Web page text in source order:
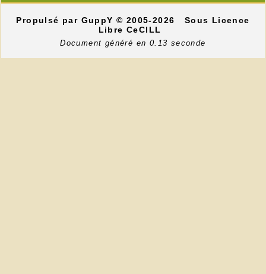
Propulsé par GuppY© 2005-2026
Sous Licence
Libre CeCILL
Document généré en 0.13 seconde